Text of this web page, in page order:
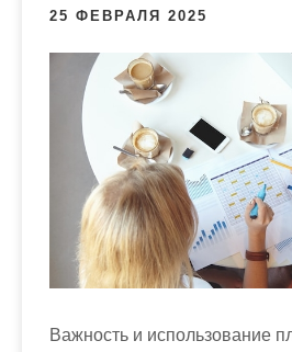
25 ФЕВРАЛЯ 2025
Важность и использование